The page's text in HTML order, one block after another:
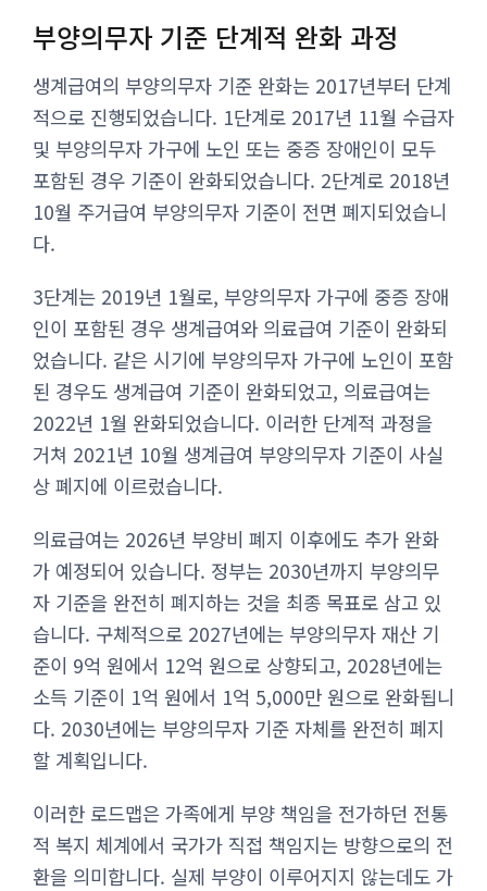
부양의무자 기준 단계적 완화 과정
생계급여의 부양의무자 기준 완화는 2017년부터 단계
적으로 진행되었습니다. 1단계로 2017년 11월 수급자
및 부양의무자 가구에 노인 또는 중증 장애인이 모두
포함된 경우 기준이 완화되었습니다. 2단계로 2018년
10월 주거급여 부양의무자 기준이 전면 폐지되었습니
다.
3단계는 2019년 1월로, 부양의무자 가구에 중증 장애
인이 포함된 경우 생계급여와 의료급여 기준이 완화되
었습니다. 같은 시기에 부양의무자 가구에 노인이 포함
된 경우도 생계급여 기준이 완화되었고, 의료급여는
2022년 1월 완화되었습니다. 이러한 단계적 과정을
거쳐 2021년 10월 생계급여 부양의무자 기준이 사실
상 폐지에 이르렀습니다.
의료급여는 2026년 부양비 폐지 이후에도 추가 완화
가 예정되어 있습니다. 정부는 2030년까지 부양의무
자 기준을 완전히 폐지하는 것을 최종 목표로 삼고 있
습니다. 구체적으로 2027년에는 부양의무자 재산 기
준이 9억 원에서 12억 원으로 상향되고, 2028년에는
소득 기준이 1억 원에서 1억 5,000만 원으로 완화됩니
다. 2030년에는 부양의무자 기준 자체를 완전히 폐지
할 계획입니다.
이러한 로드맵은 가족에게 부양 책임을 전가하던 전통
적 복지 체계에서 국가가 직접 책임지는 방향으로의 전
환을 의미합니다. 실제 부양이 이루어지지 않는데도 가